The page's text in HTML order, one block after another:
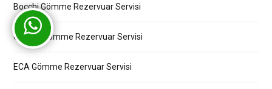
Bocchi Gömme Rezervuar Servisi
Creavit Gömme Rezervuar Servisi
ECA Gömme Rezervuar Servisi